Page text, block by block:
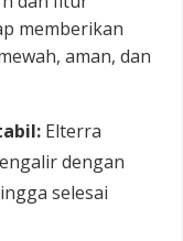
memberikan
aman, dan
Elterra
dengan
selesai